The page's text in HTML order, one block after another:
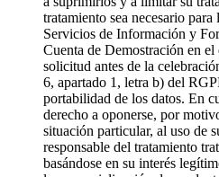
tratamiento sea necesario
Servicios de Información y
Cuenta de Demostración en el
solicitud antes de la
6, apartado 1, letra b) del
portabilidad de los datos. En
derecho a oponerse, por
situación particular, al uso de
responsable del tratamiento
basándose en su interés